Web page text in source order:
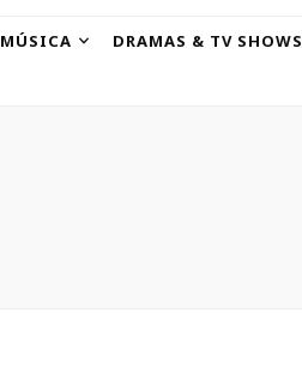
MÚSICA DRAMAS & TV SHOWS